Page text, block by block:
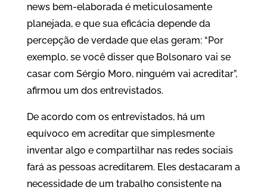
news bem-elaborada é meticulosamente
planejada, e que sua eficácia depende da
percepção de verdade que elas geram: “Por
exemplo, se você disser que Bolsonaro vai se
casar com Sérgio Moro, ninguém vai acreditar”,
afirmou um dos entrevistados.
De acordo com os entrevistados, há um
equívoco em acreditar que simplesmente
inventar algo e compartilhar nas redes sociais
fará as pessoas acreditarem. Eles destacaram a
necessidade de um trabalho consistente na